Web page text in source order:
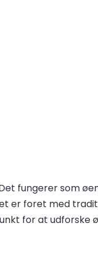
fungerer som
er foret med
for at udforske